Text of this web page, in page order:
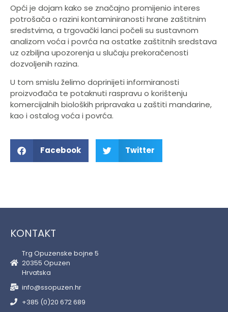
Opći je dojam kako se značajno promijenio interes
potrošača o razini kontaminiranosti hrane zaštitnim
sredstvima, a trgovački lanci počeli su sustavnom
analizom voća i povrća na ostatke zaštitnih sredstava
uz ozbiljna upozorenja u slučaju prekoračenosti
dozvoljenih razina.
U tom smislu želimo doprinijeti informiranosti
proizvođača te potaknuti raspravu o korištenju
komercijalnih bioloških pripravaka u zaštiti mandarine,
kao i ostalog voća i povrća.
Facebook Twitter
KONTAKT
Trg Opuzenske bojne 5
20355 Opuzen
Hrvatska
info@ssopuzen.hr
+385 (0)20 672 689